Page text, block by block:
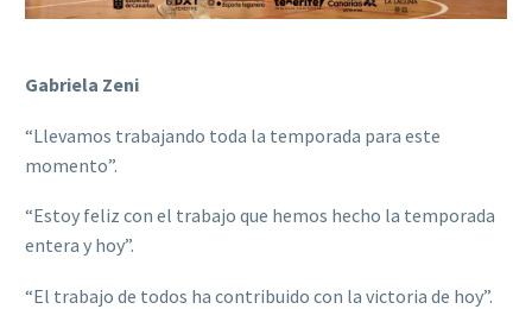
Gabriela Zeni
“Llevamos trabajando toda la temporada para este
momento”.
“Estoy feliz con el trabajo que hemos hecho la temporada
entera y hoy”.
“El trabajo de todos ha contribuido con la victoria de hoy”.